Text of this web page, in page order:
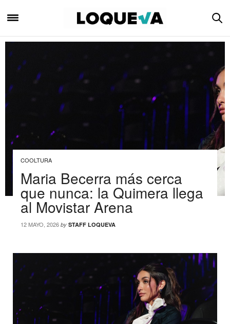
COOLTURA
Maria Becerra más cerca
que nunca: la Quimera llega
al Movistar Arena
12 MAYO, 2026 by STAFF LOQUEVA